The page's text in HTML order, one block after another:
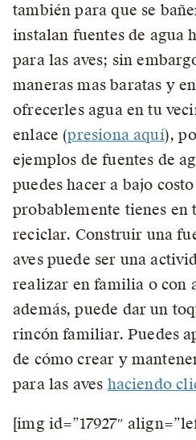
también para que se
instalan fuentes de agua
para las aves; sin
maneras mas baratas y
ofrecerles agua en tu
enlace (presiona aquí),
ejemplos de fuentes de
puedes hacer a bajo
probablemente tienes en
reciclar. Construir una
aves puede ser una
realizar en familia o con
además, puede dar un
rincón familiar. Puedes
de cómo crear y
para las aves haciendo
[img id=”17927″